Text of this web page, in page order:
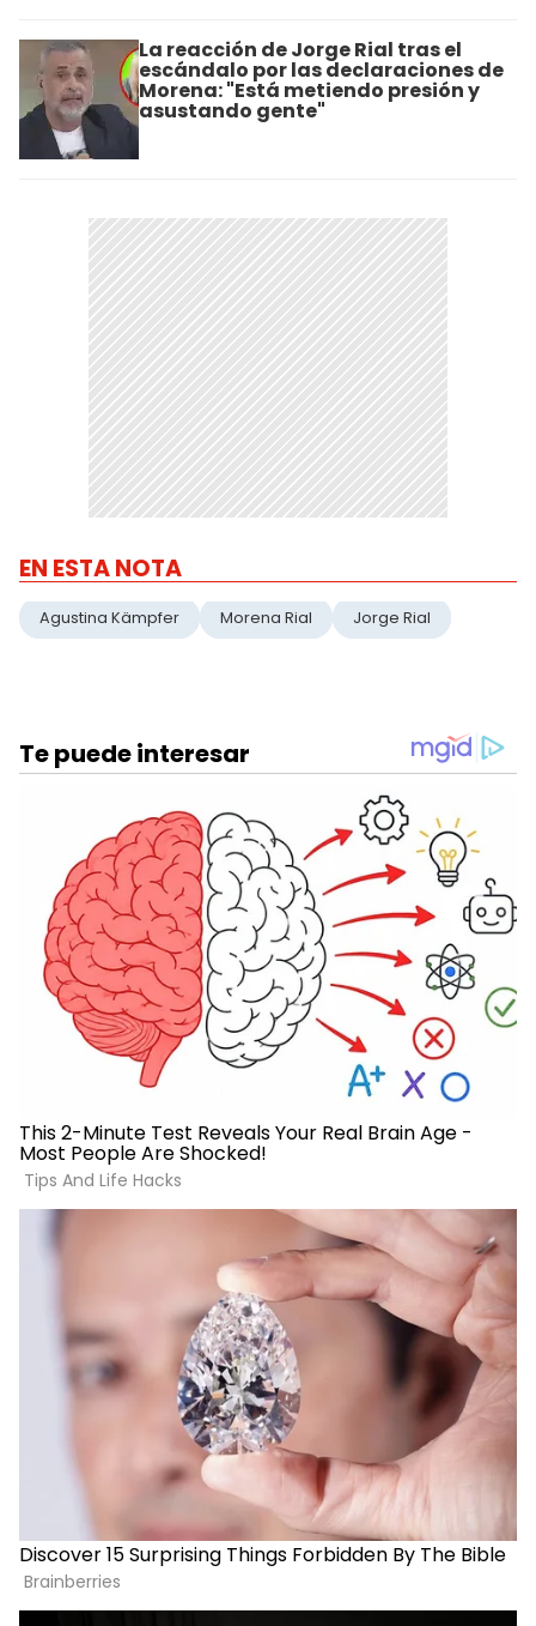
La reacción de Jorge Rial tras el
escándalo por las declaraciones de
Morena: "Está metiendo presión y
asustando gente"
EN ESTA NOTA
Agustina Kämpfer Morena Rial Jorge Rial